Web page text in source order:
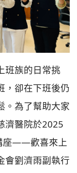
班族的日常挑
，卻在下班後仍
。為了幫助大家
濟醫院於2025
座——歡喜來上
會劉濟雨副執行